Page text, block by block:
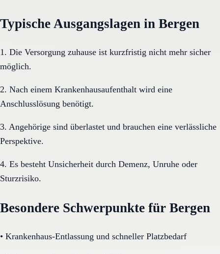
Typische Ausgangslagen in Bergen
1. Die Versorgung zuhause ist kurzfristig nicht mehr sicher
möglich.
2. Nach einem Krankenhausaufenthalt wird eine
Anschlusslösung benötigt.
3. Angehörige sind überlastet und brauchen eine verlässliche
Perspektive.
4. Es besteht Unsicherheit durch Demenz, Unruhe oder
Sturzrisiko.
Besondere Schwerpunkte für Bergen
• Krankenhaus-Entlassung und schneller Platzbedarf